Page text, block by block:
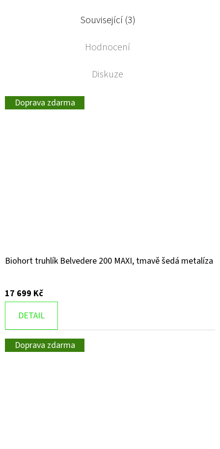
Související (3)
Hodnocení
Diskuze
Doprava zdarma
Biohort truhlík Belvedere 200 MAXI, tmavě šedá metalíza
17 699 Kč
DETAIL
Doprava zdarma